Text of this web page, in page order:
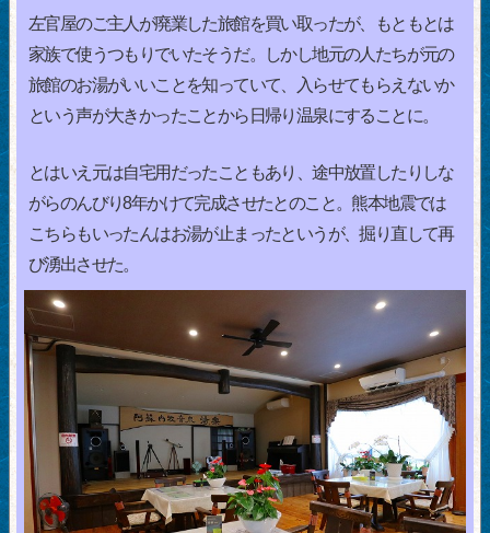
左官屋のご主人が廃業した旅館を買い取ったが、もともとは
家族で使うつもりでいたそうだ。しかし地元の人たちが元の
旅館のお湯がいいことを知っていて、入らせてもらえないか
という声が大きかったことから日帰り温泉にすることに。
とはいえ元は自宅用だったこともあり、途中放置したりしな
がらのんびり8年かけて完成させたとのこと。熊本地震では
こちらもいったんはお湯が止まったというが、掘り直して再
び湧出させた。